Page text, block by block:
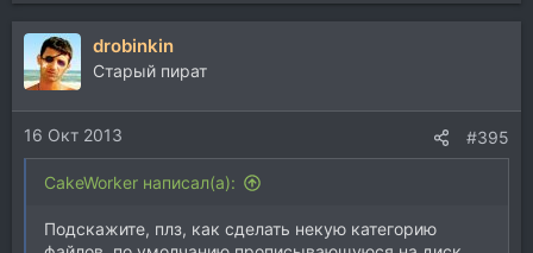
drobinkin
Старый пират
16 Окт 2013 #395
CakeWorker написал(а):
Подскажите, плз, как сделать некую категорию